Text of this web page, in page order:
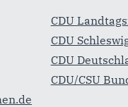
CDU
CDU
CDU
CDU/CSU